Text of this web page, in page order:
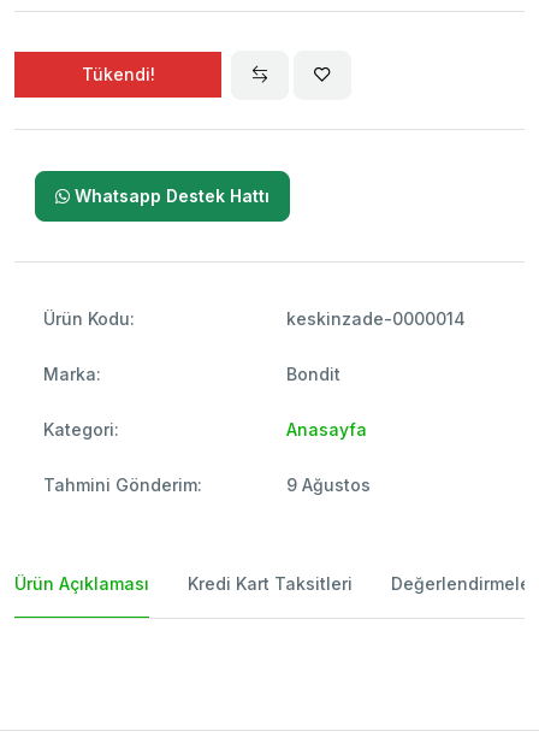
Tükendi!
Whatsapp Destek Hattı
Ürün Kodu: keskinzade-0000014
Marka: Bondit
Kategori: Anasayfa
Tahmini Gönderim: 9 Ağustos
Ürün Açıklaması Kredi Kart Taksitleri Değerlendirmeler